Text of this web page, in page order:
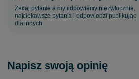
Zadaj pytanie a my odpowiemy niezwłocznie,
najciekawsze pytania i odpowiedzi publikując
dla innych.
Napisz swoją opinię